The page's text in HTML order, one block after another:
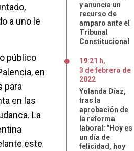
a uno le
público
en
para
en las
La
este
y anuncia un
recurso de
amparo ante el
Tribunal
Constitucional
19:21 h,
3 defebrero de
2022
Yolanda Díaz,
tras la
aprobación de
la reforma
laboral: "Hoy es
un día de
felicidad, hoy